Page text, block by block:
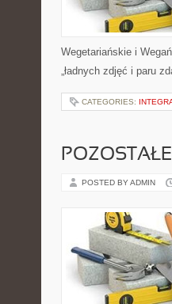
Wegetariańskie i
„ładnych zdjęć i paru
CATEGORIES:
POSTED BY ADMIN